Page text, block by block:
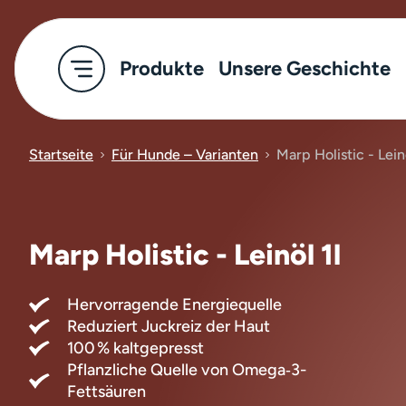
Produkte Unsere Geschichte
Startseite Für Hunde – Varianten Marp Holistic -
Marp Holistic - Leinöl 1l
Hervorragende Energiequelle
Reduziert Juckreiz der Haut
100 % kaltgepresst
Pflanzliche Quelle von Omega‑3-
Fettsäuren